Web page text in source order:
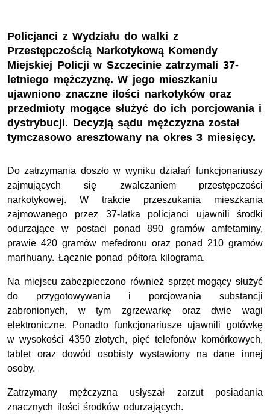
Policjanci z Wydziału do walki z
Przestępczością Narkotykową Komendy
Miejskiej Policji w Szczecinie zatrzymali 37-
letniego mężczyznę. W jego mieszkaniu
ujawniono znaczne ilości narkotyków oraz
przedmioty mogące służyć do ich porcjowania i
dystrybucji. Decyzją sądu mężczyzna został
tymczasowo aresztowany na okres 3 miesięcy.
Do zatrzymania doszło w wyniku działań funkcjonariuszy
zajmujących się zwalczaniem przestępczości
narkotykowej. W trakcie przeszukania mieszkania
zajmowanego przez 37-latka policjanci ujawnili środki
odurzające w postaci ponad 890 gramów amfetaminy,
prawie 420 gramów mefedronu oraz ponad 210 gramów
marihuany. Łącznie ponad półtora kilograma.
Na miejscu zabezpieczono również sprzęt mogący służyć
do przygotowywania i porcjowania substancji
zabronionych, w tym zgrzewarkę oraz dwie wagi
elektroniczne. Ponadto funkcjonariusze ujawnili gotówkę
w wysokości 4350 złotych, pięć telefonów komórkowych,
tablet oraz dowód osobisty wystawiony na dane innej
osoby.
Zatrzymany mężczyzna usłyszał zarzut posiadania
znacznych ilości środków odurzających.